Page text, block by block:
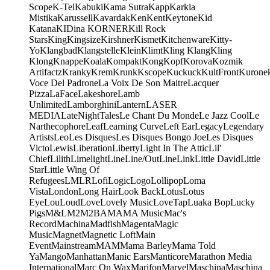
ScopeK-TelKabukiKama SutraKappKarkia
MistikaKarussellKavardakKenKentKeytoneKid
KatanaKIDina KORNERKill Rock
StarsKingKingsizeKirshnerKismetKitchenwareKitty-
YoKlangbadKlangstelleKleinKlimtKling KlangKling
KlongKnappeKoalaKompaktKongKopfKorovaKozmik
ArtifactzKrankyKremKrunkKscopeKuckuckKultFront
Voce Del PadroneLa Voix De Son MaitreLacquer
PizzaLaFaceLakeshoreLamb
UnlimitedLamborghiniLanternLASER
MEDIALateNightTalesLe Chant Du MondeLe Jazz CoolLe
NarthecophoreLeafLearning CurveLeft EarLegacyLegendary
ArtistsLeoLes DisquesLes Disques Bongo JoeLes Disques
VictoLewisLiberationLibertyLight In The AtticLil'
ChiefLilithLimelightLineLine/OutLineLinkLittle DavidLittle
StarLittle Wing Of
RefugeesLMLRLofiLogicLogoLollipopLoma
VistaLondonLong HairLook BackLotusLotus
EyeLouLoudLoveLovely MusicLoveTapLuaka BopLucky
PigsM&LM2M2BAMAMA MusicMac's
RecordMachinaMadfishMagentaMagic
MusicMagnetMagnetic LoftMain
EventMainstreamMAMMama BarleyMama Told
YaMangoManhattanManic EarsManticoreMarathon Media
InternationalMarc On WaxMarifonMarvelMaschinaMaschina